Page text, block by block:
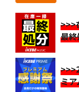
>>>
最
ミ